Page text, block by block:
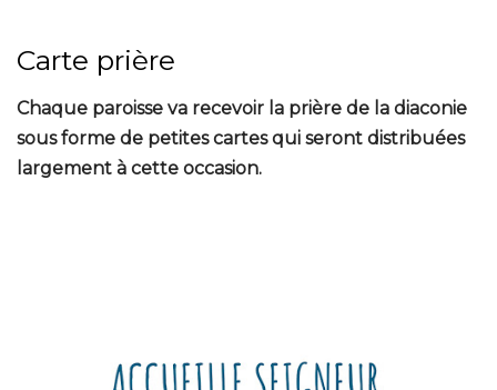
Carte prière
Chaque paroisse va recevoir la prière de la diaconie
sous forme de petites cartes qui seront distribuées
largement à cette occasion.